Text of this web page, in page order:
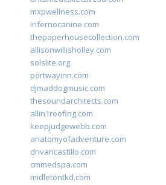
mxpwellness.com
infernocanine.com
thepaperhousecollection.com
allisonwillisholley.com
solslite.org
portwayinn.com
djmaddogmusic.com
thesoundarchitects.com
allin1roofing.com
keepjudgewebb.com
anatomyofadventure.com
drivancastillo.com
cmmedspa.com
midletontkd.com